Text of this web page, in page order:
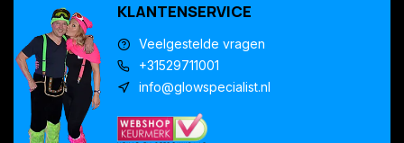
KLANTENSERVICE
Veelgestelde vragen
+31529711001
info@glowspecialist.nl